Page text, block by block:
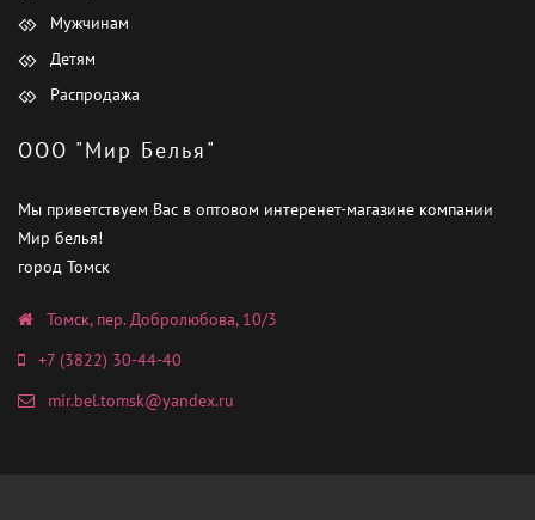
Мужчинам
Детям
Распродажа
ООО "Мир Белья"
Мы приветствуем Вас в оптовом интеренет-магазине компании
Мир белья!
город Томск
Томск, пер. Добролюбова, 10/3
+7 (3822) 30-44-40
mir.bel.tomsk@yandex.ru